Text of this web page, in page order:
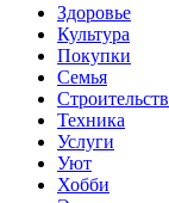
Здоровье
Культура
Покупки
Семья
Техника
Услуги
Уют
Хобби